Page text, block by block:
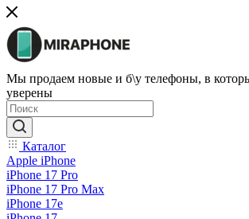
Мы продаем новые и б\у телефоны, в
уверены
Каталог
Apple iPhone
iPhone 17 Pro
iPhone 17 Pro Max
iPhone 17e